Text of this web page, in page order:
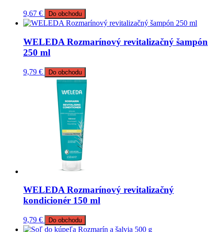
9,67 € Do obchodu
WELEDA Rozmarínový revitalizačný šampón
250 ml
9,79 € Do obchodu
WELEDA Rozmarínový revitalizačný
kondicionér 150 ml
9,79 € Do obchodu